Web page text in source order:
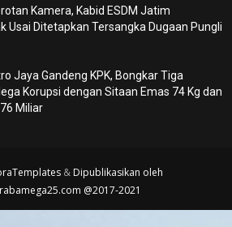
Kamera, Kabid ESDM Jatim
Usai Ditetapkan Tersangka Dugaan Pungli
Jaya Gandeng KPK, Bongkar Tiga
Korupsi dengan Sitaan Emas 74 Kg dan
Miliar
& Dipublikasikan oleh
@2017-2021